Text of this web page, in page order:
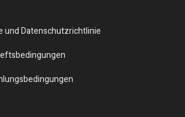
und Datenschutzrichtlinie